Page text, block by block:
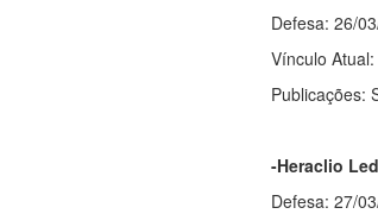
Defesa: 26/
Vínculo
Publicações:
-Heraclio
Defesa: 27/